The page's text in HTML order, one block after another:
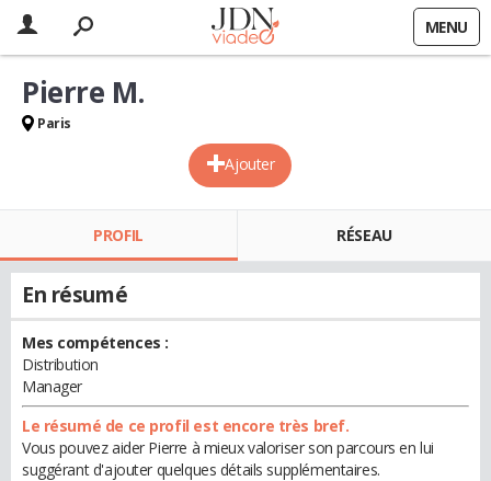
MENU
Ajouter
Pierre M.
Paris
PROFIL RÉSEAU
En résumé
Mes compétences :
Distribution
Manager
Le résumé de ce profil est encore très bref.
Vous pouvez aider Pierre à mieux valoriser son parcours en lui
suggérant d'ajouter quelques détails supplémentaires.